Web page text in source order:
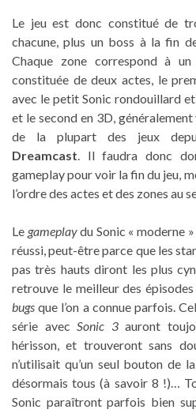
Le jeu est donc constitué de
chacune, plus un boss à la fin
Chaque zone correspond à
constituée de deux actes, le
avec le petit Sonic rondouillard et
et le second en 3D,
de la plupart des jeux
Dreamcast. Il faudra donc
gameplay pour voir la fin du jeu,
l’ordre des actes et des zones au
Le gameplaydu Sonic « moderne
réussi, peut-être parce que les
pas très hauts diront les plus
retrouve le meilleur des
bugs que l’on a connue parfois.
série avec Sonic 3auront
hérisson, et trouveront sans
n’utilisait qu’un seul bouton de
désormais tous (à savoir 8 !)…
Sonic paraîtront parfois bien